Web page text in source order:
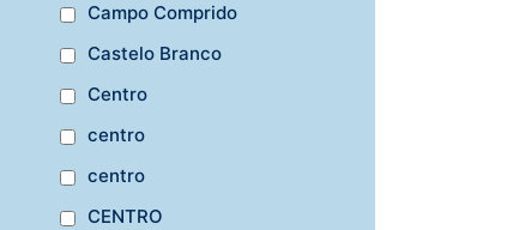
Campo Comprido
Castelo Branco
Centro
centro
centro
CENTRO